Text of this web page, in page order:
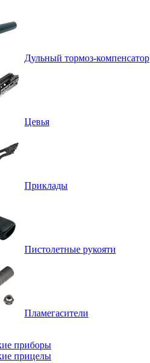
Дульный тормоз-компенсатор
Цевья
Приклады
Пистолетные рукояти
Пламегасители
приборы
прицелы